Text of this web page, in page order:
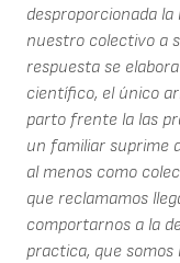
desproporcionada
nuestro colectivo a
respuesta se
científico, el único
parto frente la las
un familiar suprime
al menos como
que reclamamos
comportarnos a la
practica, que somos